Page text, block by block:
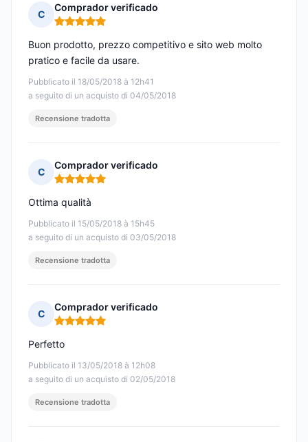
C
Comprador verificado
Nota: 5 su 5
Pubblicato il 18/05/2018 à 12h41
a seguito di un acquisto di 04/05/2018
Buon prodotto, prezzo competitivo e sito web molto
pratico e facile da usare.
Recensione tradotta
C
Comprador verificado
Nota: 5 su 5
Pubblicato il 15/05/2018 à 15h45
a seguito di un acquisto di 03/05/2018
Ottima qualità
Recensione tradotta
C
Comprador verificado
Nota: 5 su 5
Pubblicato il 13/05/2018 à 12h08
a seguito di un acquisto di 02/05/2018
Perfetto
Recensione tradotta